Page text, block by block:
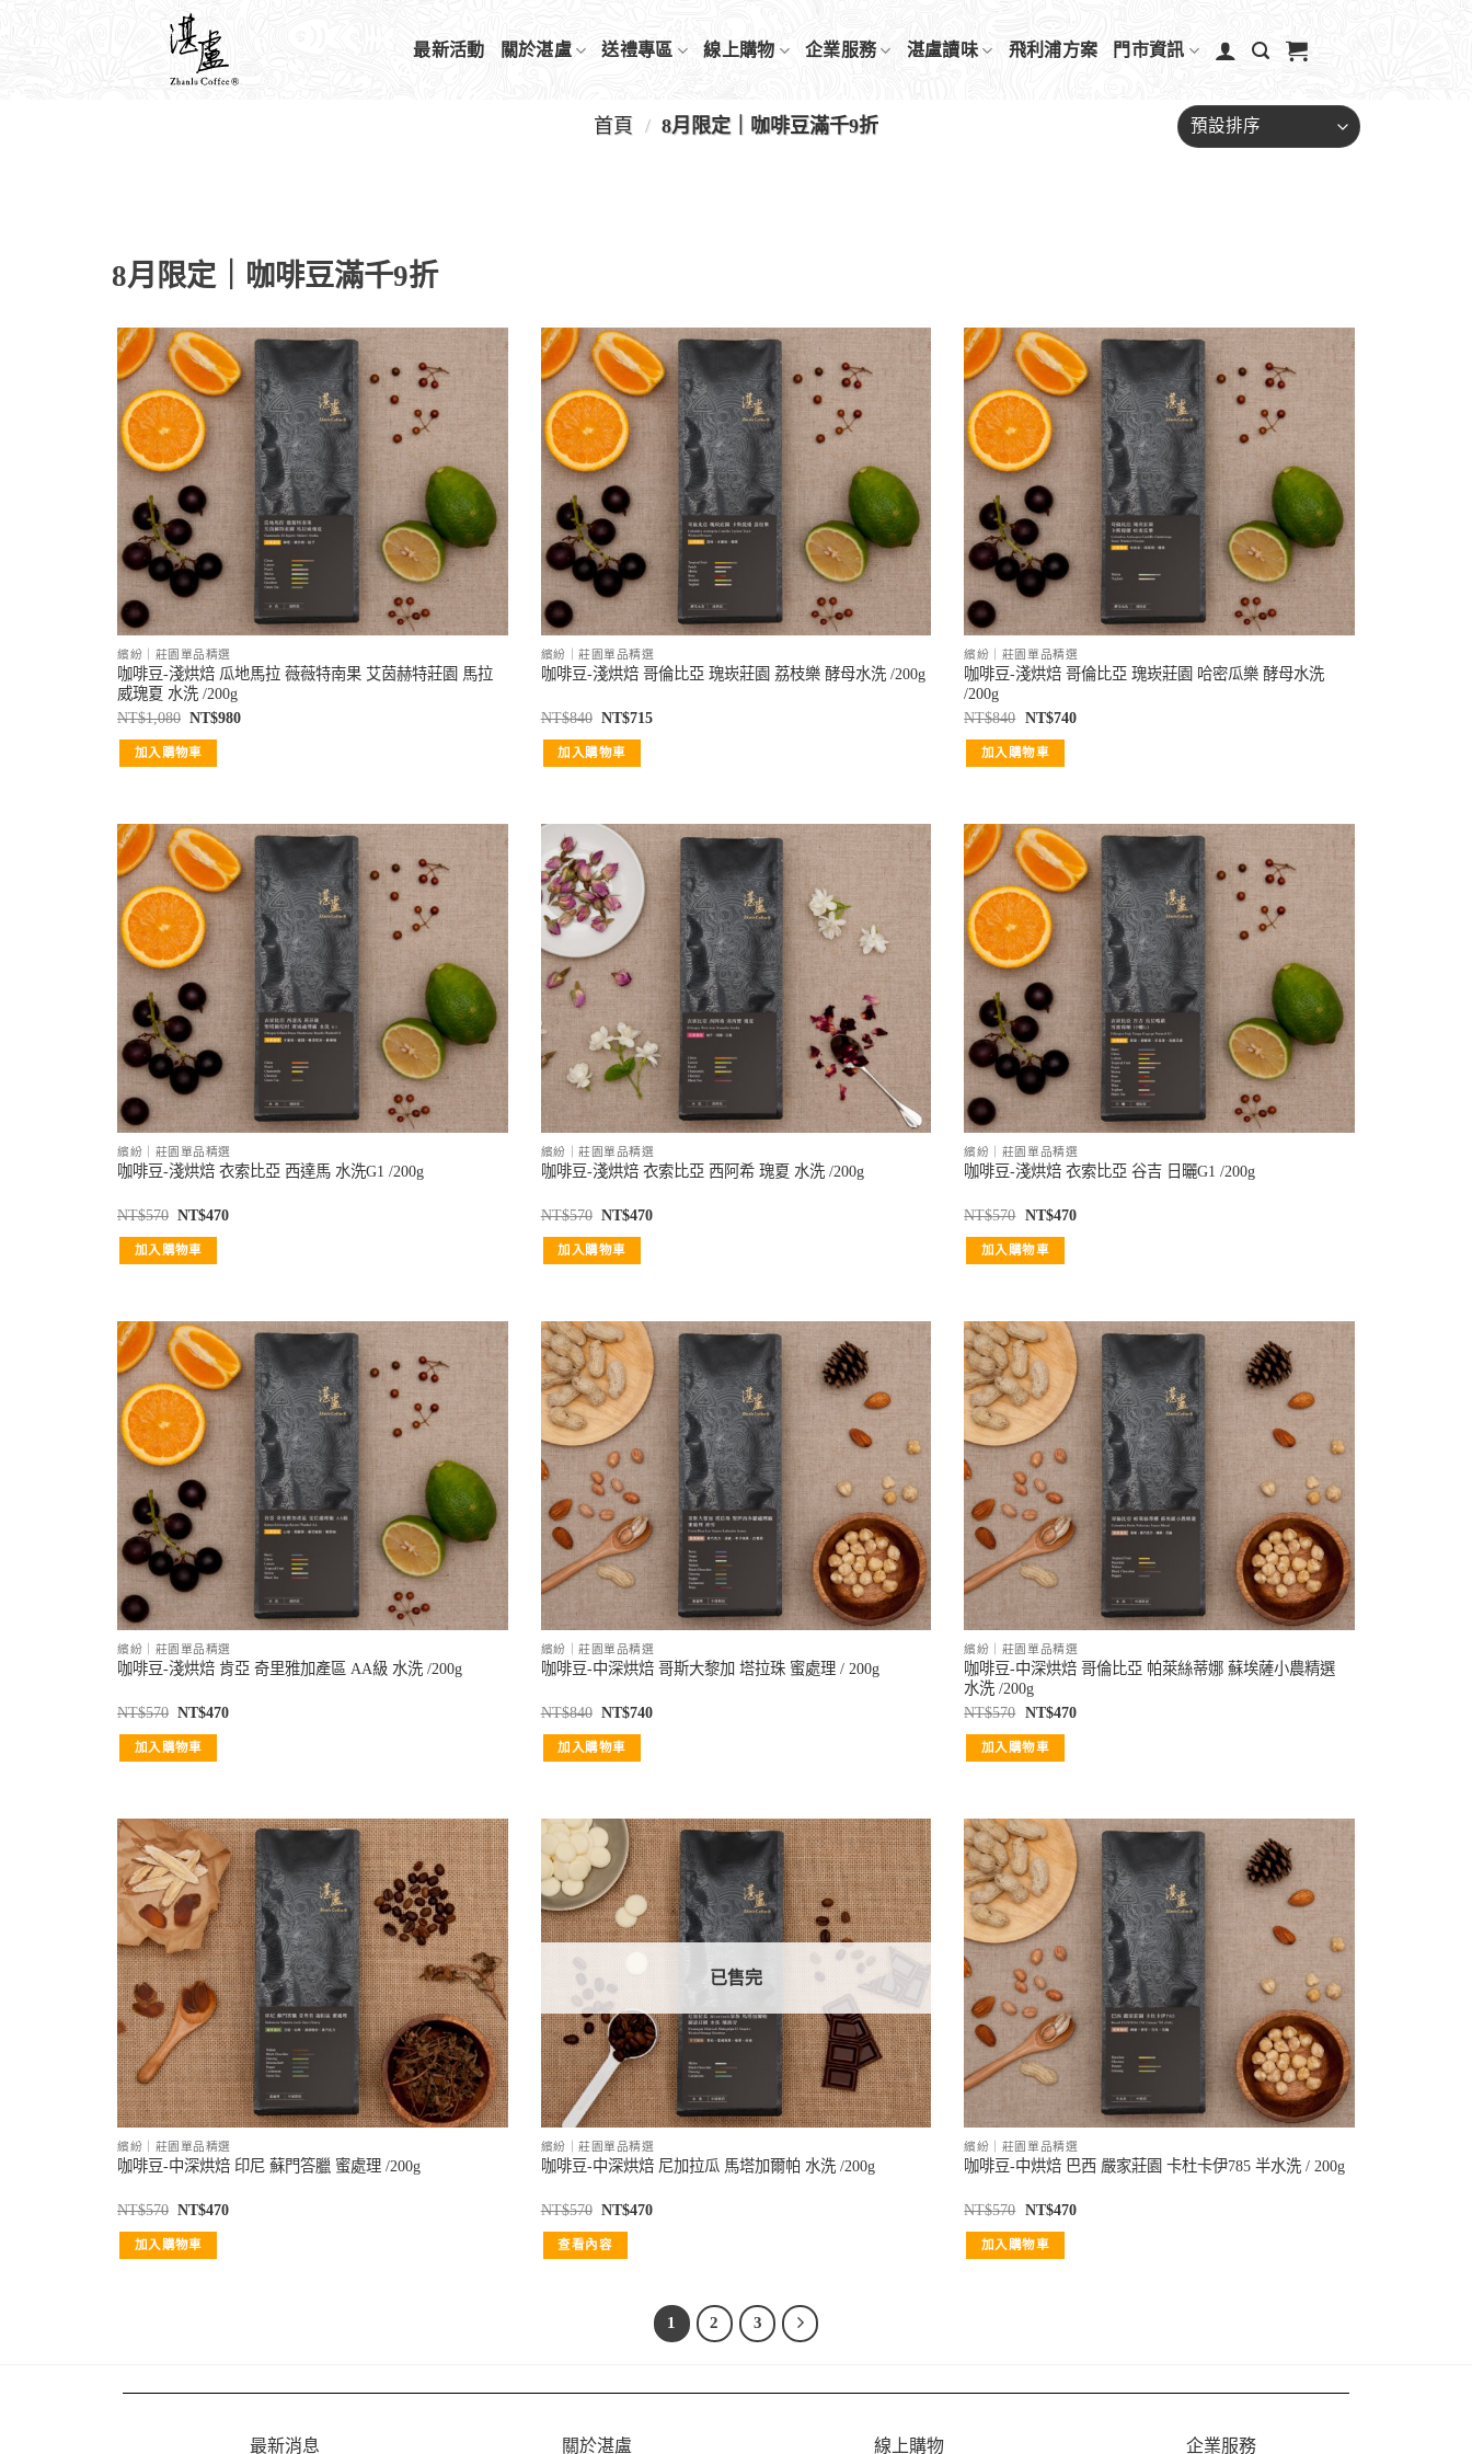
最新活動 關於湛盧 送禮專區 線上購物 企業服務 湛盧讀味 飛利浦方案 門市資訊
首頁 / 8月限定｜咖啡豆滿千9折
8月限定｜咖啡豆滿千9折
繽紛｜莊園單品精選
咖啡豆-淺烘焙 瓜地馬拉 薇薇特南果 艾茵赫特莊園 馬拉
威瑰夏 水洗 /200g
NT$1,080 NT$980
加入購物車
繽紛｜莊園單品精選
咖啡豆-淺烘焙 哥倫比亞 瑰崁莊園 荔枝樂 酵母水洗 /200g
NT$840 NT$715
加入購物車
繽紛｜莊園單品精選
咖啡豆-淺烘焙 哥倫比亞 瑰崁莊園 哈密瓜樂 酵母水洗
/200g
NT$840 NT$740
加入購物車
繽紛｜莊園單品精選
咖啡豆-淺烘焙 衣索比亞 西達馬 水洗G1 /200g
NT$570 NT$470
加入購物車
繽紛｜莊園單品精選
咖啡豆-淺烘焙 衣索比亞 西阿希 瑰夏 水洗 /200g
NT$570 NT$470
加入購物車
繽紛｜莊園單品精選
咖啡豆-淺烘焙 衣索比亞 谷吉 日曬G1 /200g
NT$570 NT$470
加入購物車
繽紛｜莊園單品精選
咖啡豆-淺烘焙 肯亞 奇里雅加產區 AA級 水洗 /200g
NT$570 NT$470
加入購物車
繽紛｜莊園單品精選
咖啡豆-中深烘焙 哥斯大黎加 塔拉珠 蜜處理 / 200g
NT$840 NT$740
加入購物車
繽紛｜莊園單品精選
咖啡豆-中深烘焙 哥倫比亞 帕萊絲蒂娜 蘇埃薩小農精選
水洗 /200g
NT$570 NT$470
加入購物車
繽紛｜莊園單品精選
咖啡豆-中深烘焙 印尼 蘇門答臘 蜜處理 /200g
NT$570 NT$470
加入購物車
已售完
繽紛｜莊園單品精選
咖啡豆-中深烘焙 尼加拉瓜 馬塔加爾帕 水洗 /200g
NT$570 NT$470
查看內容
繽紛｜莊園單品精選
咖啡豆-中烘焙 巴西 嚴家莊園 卡杜卡伊785 半水洗 / 200g
NT$570 NT$470
加入購物車
1 2 3
最新消息 關於湛盧 線上購物 企業服務